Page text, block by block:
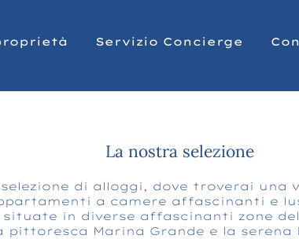
Servizio Concierge
La nostra selezione
di alloggi, dove troverai una
a camere affascinanti e
in diverse affascinanti zone
pittoresca Marina Grande e la serena